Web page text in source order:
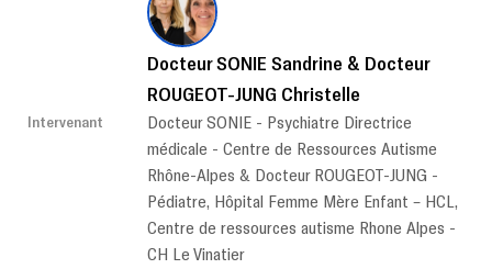
Intervenant
Docteur SONIE Sandrine & Docteur
ROUGEOT-JUNG Christelle
Docteur SONIE - Psychiatre Directrice
médicale - Centre de Ressources Autisme
Rhône-Alpes & Docteur ROUGEOT-JUNG -
Pédiatre, Hôpital Femme Mère Enfant – HCL,
Centre de ressources autisme Rhone Alpes -
CH Le Vinatier